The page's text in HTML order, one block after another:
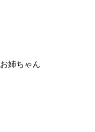
姉ちゃん